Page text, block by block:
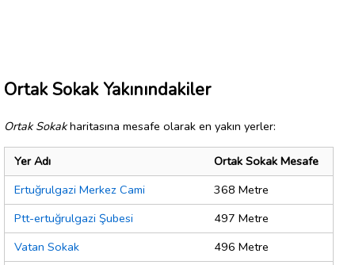
Ortak Sokak Yakınındakiler
Ortak Sokakharitasına mesafe olarak en yakın yerler:
Yer Adı
Ortak Sokak Mesafe
Ertuğrulgazi Merkez Cami
368 Metre
Ptt-ertuğrulgazi Şubesi
497 Metre
Vatan Sokak
496 Metre